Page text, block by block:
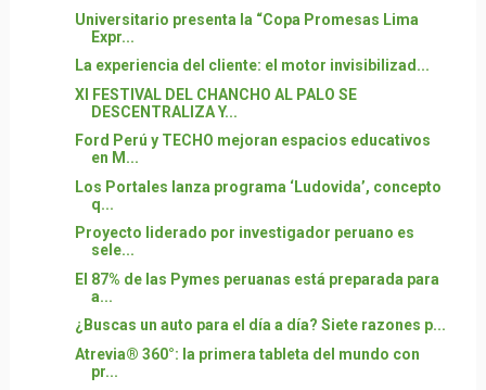
Universitario presenta la “Copa Promesas Lima
Expr...
La experiencia del cliente: el motor invisibilizad...
XI FESTIVAL DEL CHANCHO AL PALO SE
DESCENTRALIZA Y...
Ford Perú y TECHO mejoran espacios educativos
en M...
Los Portales lanza programa ‘Ludovida’, concepto
q...
Proyecto liderado por investigador peruano es
sele...
El 87% de las Pymes peruanas está preparada para
a...
¿Buscas un auto para el día a día? Siete razones p...
Atrevia® 360°: la primera tableta del mundo con
pr...